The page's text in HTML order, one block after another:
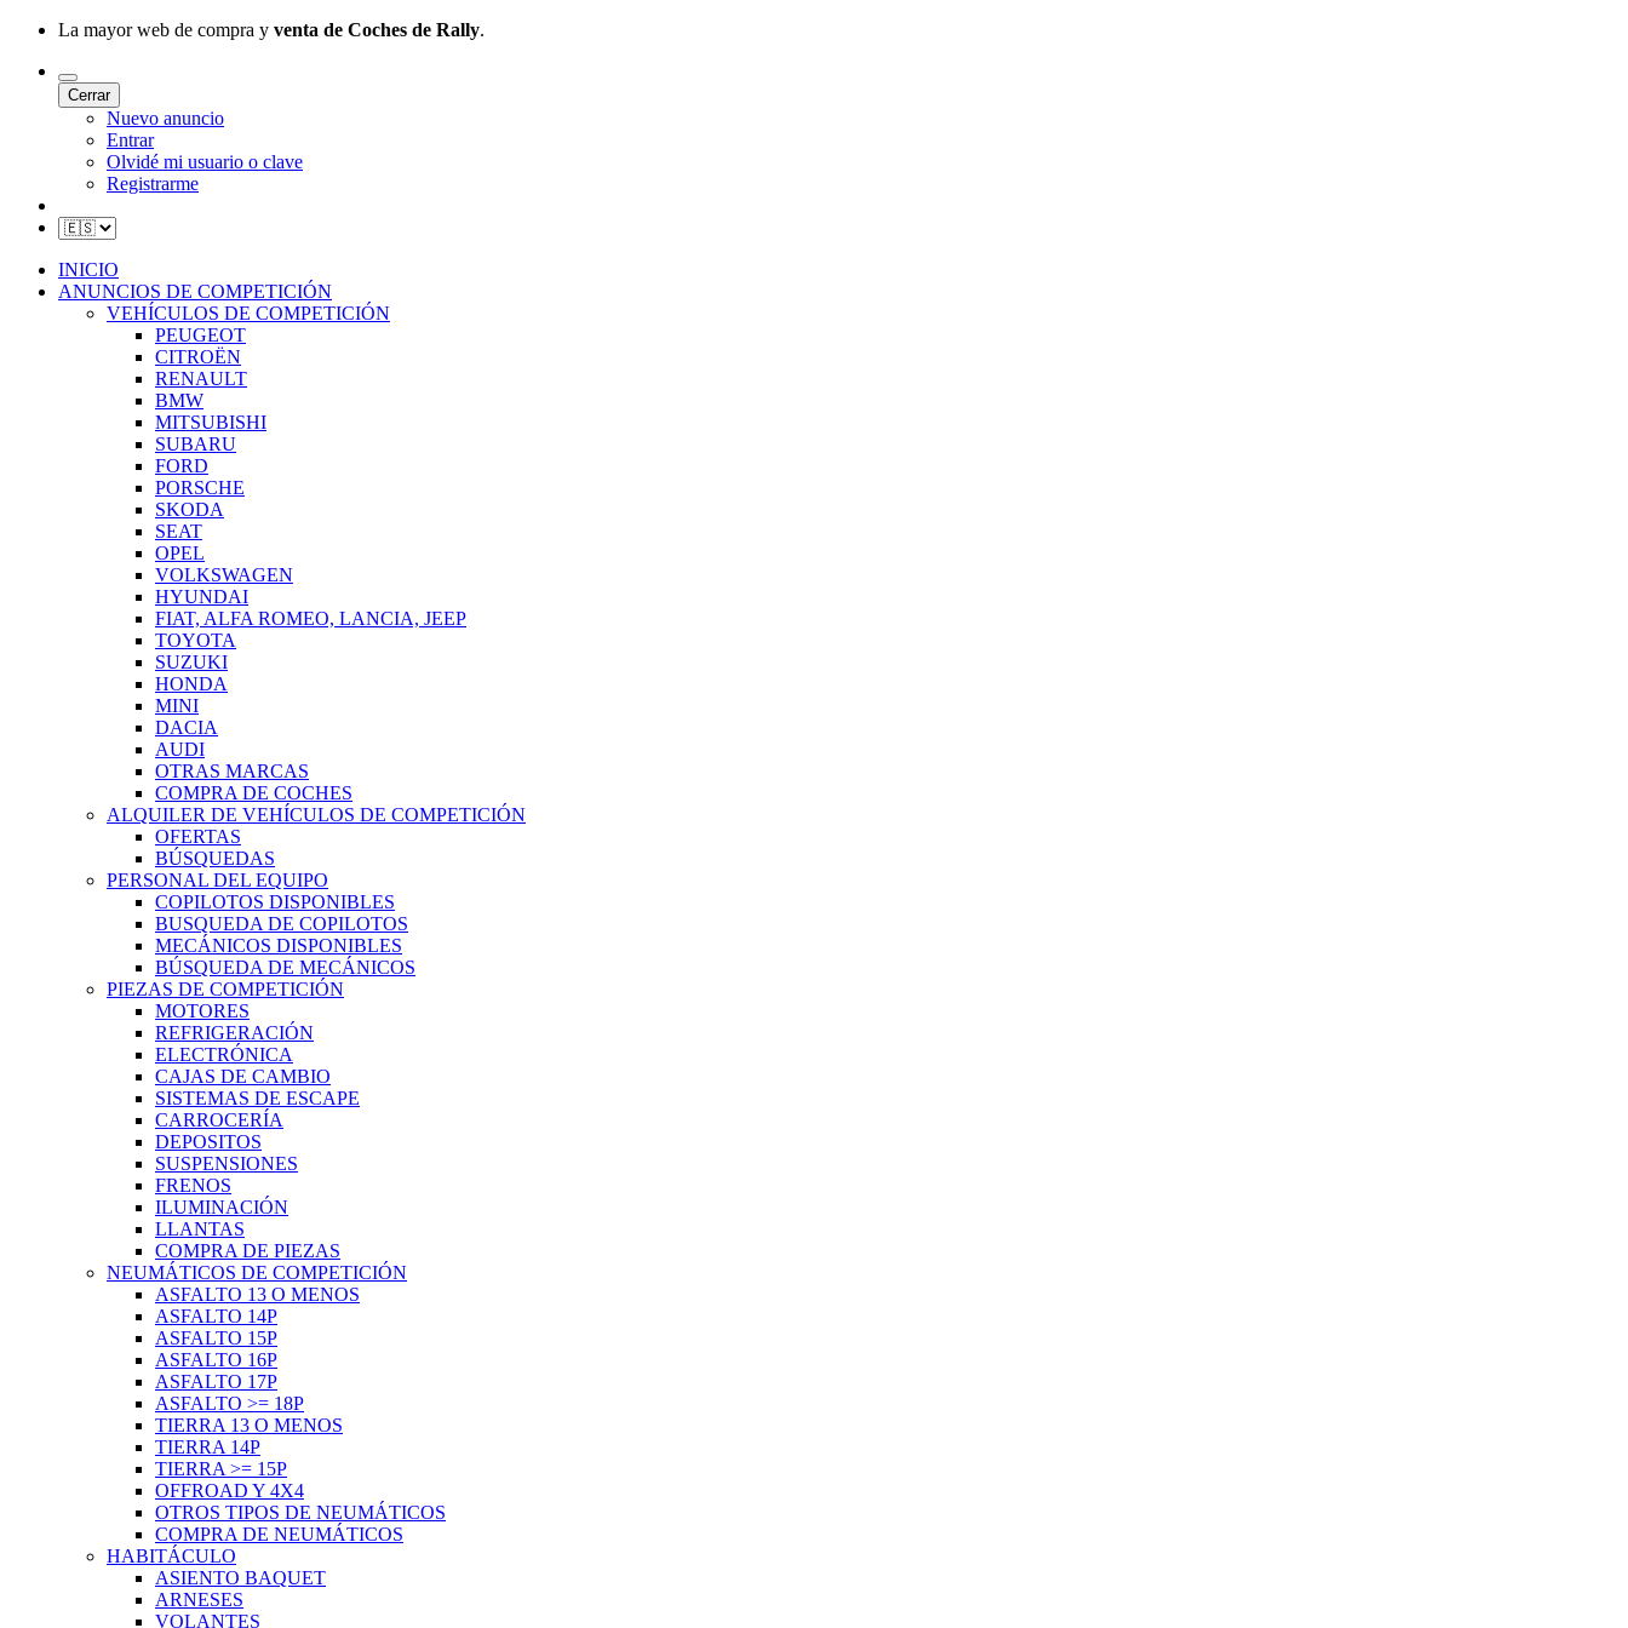
La mayor web de compra y venta de Coches de Rally.
Cerrar
Nuevo anuncio
Entrar
Olvidé mi usuario o clave
Registrarme
INICIO
ANUNCIOS DE COMPETICIÓN
VEHÍCULOS DE COMPETICIÓN
PEUGEOT
CITROËN
RENAULT
BMW
MITSUBISHI
SUBARU
FORD
PORSCHE
SKODA
SEAT
OPEL
VOLKSWAGEN
HYUNDAI
FIAT, ALFA ROMEO, LANCIA, JEEP
TOYOTA
SUZUKI
HONDA
MINI
DACIA
AUDI
OTRAS MARCAS
COMPRA DE COCHES
ALQUILER DE VEHÍCULOS DE COMPETICIÓN
OFERTAS
BÚSQUEDAS
PERSONAL DEL EQUIPO
COPILOTOS DISPONIBLES
BUSQUEDA DE COPILOTOS
MECÁNICOS DISPONIBLES
BÚSQUEDA DE MECÁNICOS
PIEZAS DE COMPETICIÓN
MOTORES
REFRIGERACIÓN
ELECTRÓNICA
CAJAS DE CAMBIO
SISTEMAS DE ESCAPE
CARROCERÍA
DEPOSITOS
SUSPENSIONES
FRENOS
ILUMINACIÓN
LLANTAS
COMPRA DE PIEZAS
NEUMÁTICOS DE COMPETICIÓN
ASFALTO 13 O MENOS
ASFALTO 14P
ASFALTO 15P
ASFALTO 16P
ASFALTO 17P
ASFALTO >= 18P
TIERRA 13 O MENOS
TIERRA 14P
TIERRA >= 15P
OFFROAD Y 4X4
OTROS TIPOS DE NEUMÁTICOS
COMPRA DE NEUMÁTICOS
HABITÁCULO
ASIENTO BAQUET
ARNESES
VOLANTES